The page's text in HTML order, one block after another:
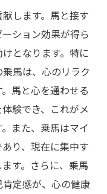
します。馬と接す
ション効果が得ら
となります。特に
馬は、心のリラク
馬と心を通わせる
験でき、これがメ
また、乗馬はマイ
り、現在に集中す
す。さらに、乗馬
定感が、心の健康